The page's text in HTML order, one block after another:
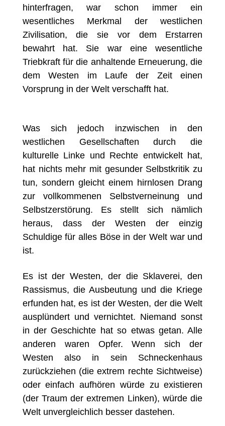
hinterfragen, war schon immer ein
wesentliches Merkmal der westlichen
Zivilisation, die sie vor dem Erstarren
bewahrt hat. Sie war eine wesentliche
Triebkraft für die anhaltende Erneuerung, die
dem Westen im Laufe der Zeit einen
Vorsprung in der Welt verschafft hat.
Was sich jedoch inzwischen in den
westlichen Gesellschaften durch die
kulturelle Linke und Rechte entwickelt hat,
hat nichts mehr mit gesunder Selbstkritik zu
tun, sondern gleicht einem hirnlosen Drang
zur vollkommenen Selbstverneinung und
Selbstzerstörung. Es stellt sich nämlich
heraus, dass der Westen der einzig
Schuldige für alles Böse in der Welt war und
ist.
Es ist der Westen, der die Sklaverei, den
Rassismus, die Ausbeutung und die Kriege
erfunden hat, es ist der Westen, der die Welt
ausplündert und vernichtet. Niemand sonst
in der Geschichte hat so etwas getan. Alle
anderen waren Opfer. Wenn sich der
Westen also in sein Schneckenhaus
zurückziehen (die extrem rechte Sichtweise)
oder einfach aufhören würde zu existieren
(der Traum der extremen Linken), würde die
Welt unvergleichlich besser dastehen.